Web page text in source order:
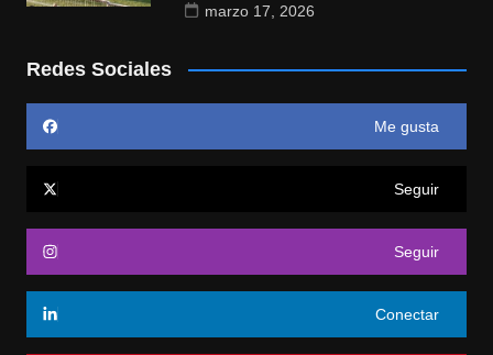
marzo 17, 2026
Redes Sociales
Me gusta
Seguir
Seguir
Conectar